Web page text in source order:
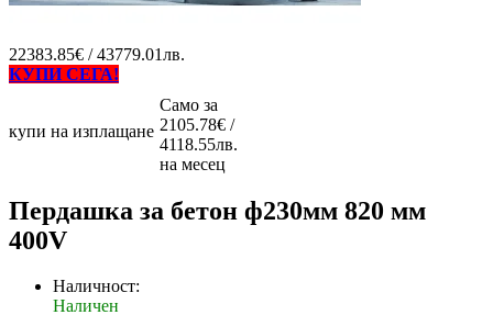
22383.85€ / 43779.01лв.
КУПИ СЕГА!
купи на изплащане
Само за
2105.78€ /
4118.55лв.
на месец
Пердашка за бетон ф230мм 820 мм
400V
Наличност:
Наличен